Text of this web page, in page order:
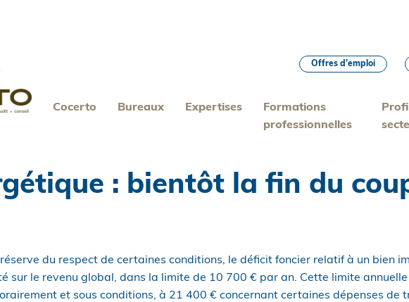
Cocerto Bureaux Expertises
Formations
professionnelles
Offres d’emploi
: bientôt la fin du
réserve du respect de certaines conditions, le déficit foncier relatif à un bien
sur le revenu global, dans la limite de 10 700 € par an. Cette limite
et sous conditions, à 21 400 € concernant certaines dépenses de